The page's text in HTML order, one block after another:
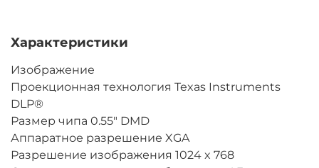
Характеристики
Изображение
Проекционная технология Texas Instruments
DLP®
Размер чипа 0.55" DMD
Аппаратное разрешение XGA
Разрешение изображения 1024 x 768